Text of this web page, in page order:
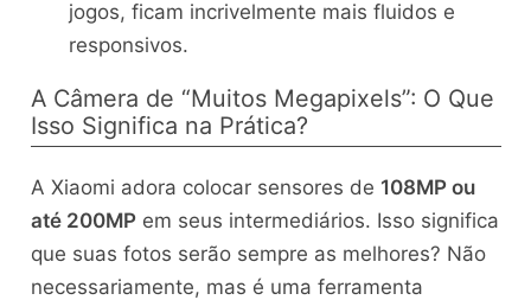
jogos, ficam incrivelmente mais fluidos e
responsivos.
A Câmera de “Muitos Megapixels”: O Que
Isso Significa na Prática?
A Xiaomi adora colocar sensores de 108MP ou
até 200MPem seus intermediários. Isso significa
que suas fotos serão sempre as melhores? Não
necessariamente, mas é uma ferramenta